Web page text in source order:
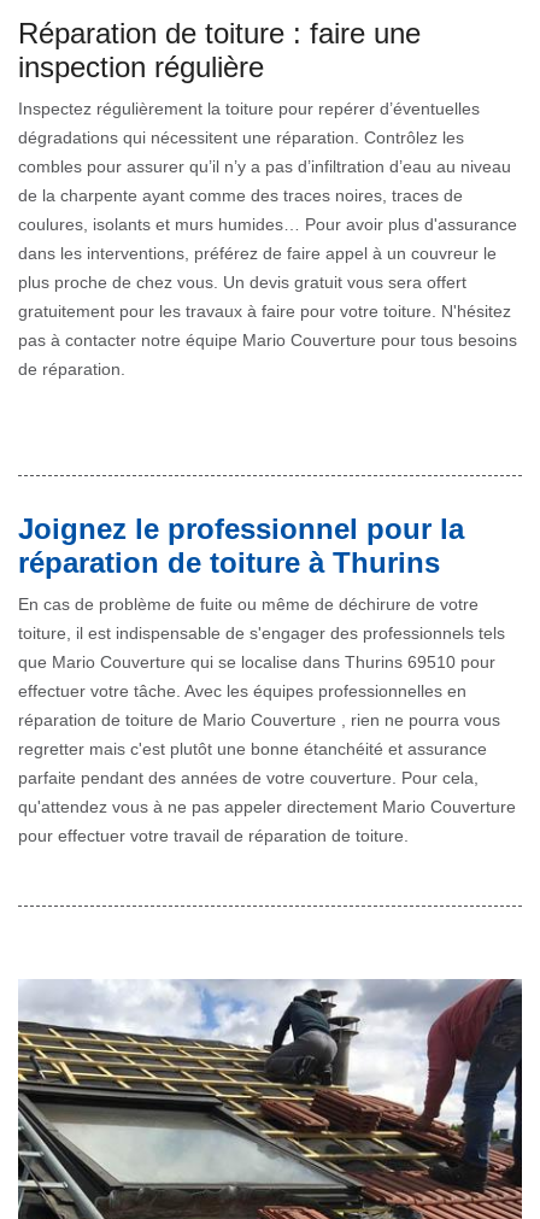
Réparation de toiture : faire une
inspection régulière
Inspectez régulièrement la toiture pour repérer d’éventuelles
dégradations qui nécessitent une réparation. Contrôlez les
combles pour assurer qu’il n’y a pas d’infiltration d’eau au niveau
de la charpente ayant comme des traces noires, traces de
coulures, isolants et murs humides… Pour avoir plus d'assurance
dans les interventions, préférez de faire appel à un couvreur le
plus proche de chez vous. Un devis gratuit vous sera offert
gratuitement pour les travaux à faire pour votre toiture. N'hésitez
pas à contacter notre équipe Mario Couverture pour tous besoins
de réparation.
Joignez le professionnel pour la
réparation de toiture à Thurins
En cas de problème de fuite ou même de déchirure de votre
toiture, il est indispensable de s'engager des professionnels tels
que Mario Couverture qui se localise dans Thurins 69510 pour
effectuer votre tâche. Avec les équipes professionnelles en
réparation de toiture de Mario Couverture , rien ne pourra vous
regretter mais c'est plutôt une bonne étanchéité et assurance
parfaite pendant des années de votre couverture. Pour cela,
qu'attendez vous à ne pas appeler directement Mario Couverture
pour effectuer votre travail de réparation de toiture.